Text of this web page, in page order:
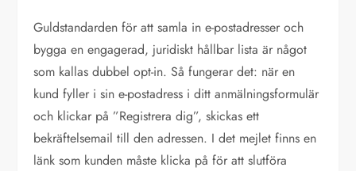
Guldstandarden för att samla in e-postadresser och
bygga en engagerad, juridiskt hållbar lista är något
som kallas dubbel opt-in. Så fungerar det: när en
kund fyller i sin e-postadress i ditt anmälningsformulär
och klickar på ”Registrera dig”, skickas ett
bekräftelsemail till den adressen. I det mejlet finns en
länk som kunden måste klicka på för att slutföra